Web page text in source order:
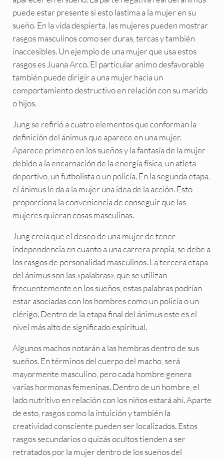
puede estar presente si esto lastima a la mujer en su
sueño. En la vida despierta, las mujeres pueden mostrar
rasgos masculinos como ser duras, tercas y también
inaccesibles. Un ejemplo de una mujer que usa estos
rasgos es Juana Arco. El particular animo desfavorable
también puede dirigir a una mujer hacia un
comportamiento destructivo en relación con su marido
o hijos.
Jung se refirió a cuatro elementos que conforman la
definición del ánimus que aparece en una mujer.
Aparece primero en los sueños y la fantasía de la mujer
debido a la encarnación de la energía física, un atleta
deportivo, un futbolista o un policía. En la segunda etapa,
el ánimus le da a la mujer una idea de la acción. Esto
proporciona la conveniencia de conseguir que las
mujeres quieran cosas masculinas.
Jung creía que el deseo de una mujer de tener
independencia en cuanto a una carrera propia, se debe a
los rasgos de personalidad masculinos. La tercera etapa
del ánimus son las «palabras», que se utilizan
frecuentemente en los sueños, estas palabras podrían
estar asociadas con los hombres como un policía o un
clérigo. Dentro de la etapa final del ánimus este es el
nivel más alto de significado espiritual.
Algunos machos notarán a las hembras dentro de sus
sueños. En términos del cuerpo del macho, será
mayormente masculino, pero cada hombre genera
varias hormonas femeninas. Dentro de un hombre, el
lado nutritivo en relación con los niños estará ahí. Aparte
de esto, rasgos como la intuición y también la
creatividad consciente pueden ser localizados. Estos
rasgos secundarios o quizás ocultos tienden a ser
retratados por la mujer dentro de los sueños del